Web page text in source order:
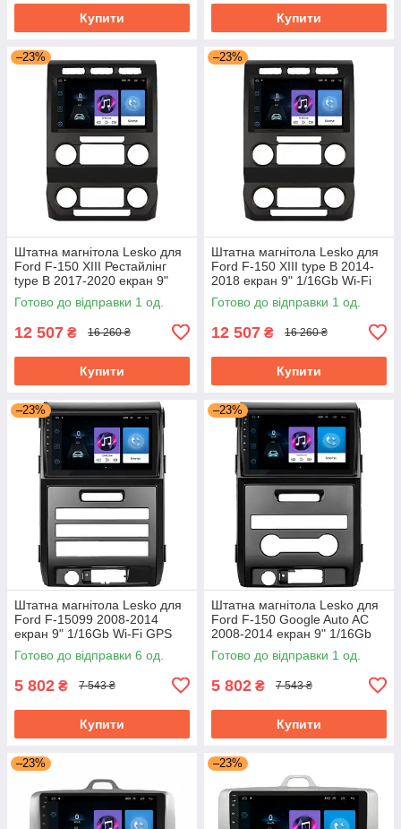
Купити Купити
–23%
Штатна магнітола Lesko для
Ford F-150 XIII Рестайлінг
type B 2017-2020 екран 9"
1/16Gb Wi-Fi GPS Base
Готово до відправки 1 од.
12 507 ₴ 16 260 ₴
Купити
–23%
Штатна магнітола Lesko для
Ford F-150 XIII type B 2014-
2018 екран 9" 1/16Gb Wi-Fi
GPS Base
Готово до відправки 1 од.
12 507 ₴ 16 260 ₴
Купити
–23%
Штатна магнітола Lesko для
Ford F-15099 2008-2014
екран 9" 1/16Gb Wi-Fi GPS
Base Форд
Готово до відправки 6 од.
5 802 ₴ 7 543 ₴
Купити
–23%
Штатна магнітола Lesko для
Ford F-150 Google Auto AC
2008-2014 екран 9" 1/16Gb
Wi-Fi GPS Base Форд
Готово до відправки 1 од.
5 802 ₴ 7 543 ₴
Купити
–23% –23%